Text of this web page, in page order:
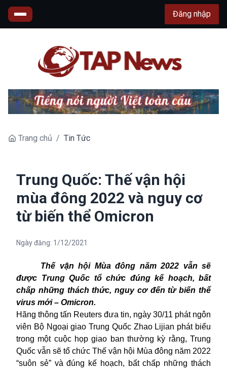
Đăng nhập
Trang chủ / Tin Tức
Trung Quốc: Thế vận hội
mùa đông 2022 và nguy cơ
từ biến thể Omicron
Ngày đăng: 1/12/2021
Thế vận hội Mùa đông năm 2022 vẫn sẽ
được Trung Quốc tổ chức đúng kế hoạch, bất
chấp những thách thức, nguy cơ đến từ biến thể
virus mới – Omicron.
Hãng thông tấn Reuters đưa tin, ngày 30/11 phát ngôn
viên Bộ Ngoại giao Trung Quốc Zhao Lijian phát biểu
trong một cuộc họp giao ban thường kỳ rằng, Trung
Quốc vẫn sẽ tổ chức Thế vận hội Mùa đông năm 2022
“suôn sẻ” và đúng kế hoạch, bất chấp những thách